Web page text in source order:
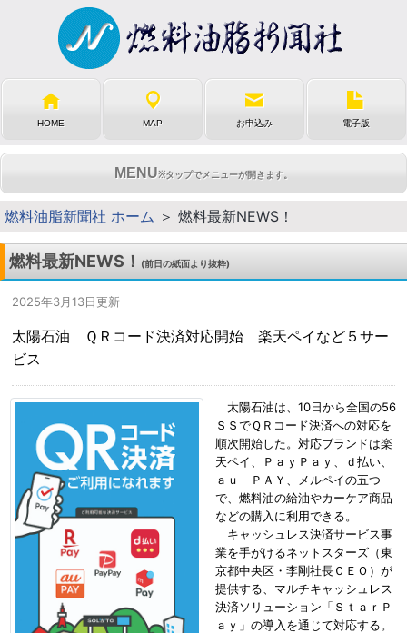
HOME MAP お申込み 電子版
MENU※タップでメニューが開きます。
燃料油脂新聞社 ホーム ＞ 燃料最新NEWS！
燃料最新NEWS！ (前日の紙面より抜粋)
2025年3月13日更新
太陽石油 ＱＲコード決済対応開始 楽天ペイなど５サー
ビス
太陽石油は、10日から全国の56
ＳＳでＱＲコード決済への対応を
順次開始した。対応ブランドは楽
天ペイ、ＰａｙＰａｙ、ｄ払い、
ａｕ ＰＡＹ、メルペイの五つ
で、燃料油の給油やカーケア商品
などの購入に利用できる。
キャッシュレス決済サービス事
業を手がけるネットスターズ（東
京都中央区・李剛社長ＣＥＯ）が
提供する、マルチキャッシュレス
決済ソリューション「ＳｔａｒＰ
ａｙ」の導入を通じて対応する。